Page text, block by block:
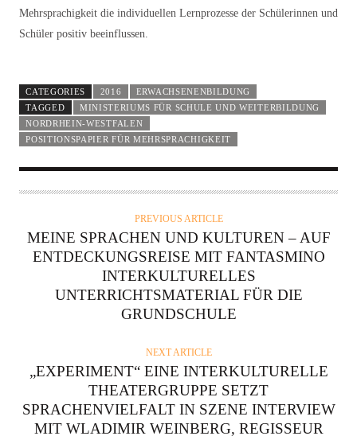
Mehrsprachigkeit die individuellen Lernprozesse der Schülerinnen und
Schüler positiv beeinflussen.
CATEGORIES 2016
ERWACHSENENBILDUNG
TAGGED
MINISTERIUMS FÜR SCHULE UND WEITERBILDUNG
NORDRHEIN-WESTFALEN
POSITIONSPAPIER FÜR MEHRSPRACHIGKEIT
PREVIOUS ARTICLE
MEINE SPRACHEN UND KULTUREN – AUF
ENTDECKUNGSREISE MIT FANTASMINO
INTERKULTURELLES
UNTERRICHTSMATERIAL FÜR DIE
GRUNDSCHULE
NEXT ARTICLE
„EXPERIMENT“ EINE INTERKULTURELLE
THEATERGRUPPE SETZT
SPRACHENVIELFALT IN SZENE INTERVIEW
MIT WLADIMIR WEINBERG, REGISSEUR